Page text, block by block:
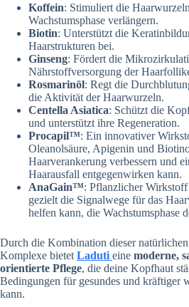
Koffein: Stimuliert die
Wachstumsphase verlängern.
Biotin: Unterstützt die
Haarstrukturen bei.
Ginseng: Fördert die
Nährstoffversorgung der
Rosmarinöl: Regt die
die Aktivität der Haarwurzeln.
Centella Asiatica: Schützt die
und unterstützt ihre Regeneration.
Procapil™: Ein innovativer
Oleanolsäure, Apigenin und
Haarverankerung verbessern und
Haarausfall entgegenwirken kann.
AnaGain™: Pflanzlicher Wirkstoff
gezielt die Signalwege für das
helfen kann, die Wachstumsphase
Durch die Kombination dieser
Komplexe bietet Laduti eine moderne,
orientierte Pflege, die deine Kopfhaut
Bedingungen für gesundes und kräftiger
kann.